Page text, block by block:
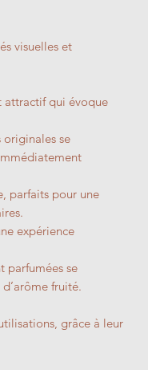
visuelles et
attractif qui évoque
originales se
parfaits pour une
expérience
parfumées se
fruité.
grâce à leur